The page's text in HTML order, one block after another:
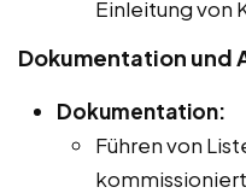
Einleitung von
Dokumentation und
Dokumentation:
Führen von